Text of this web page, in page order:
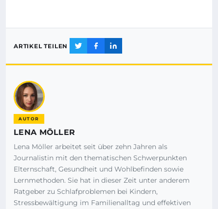
ARTIKEL TEILEN
AUTOR
LENA MÖLLER
Lena Möller arbeitet seit über zehn Jahren als
Journalistin mit den thematischen Schwerpunkten
Elternschaft, Gesundheit und Wohlbefinden sowie
Lernmethoden. Sie hat in dieser Zeit unter anderem
Ratgeber zu Schlafproblemen bei Kindern,
Stressbewältigung im Familienalltag und effektiven